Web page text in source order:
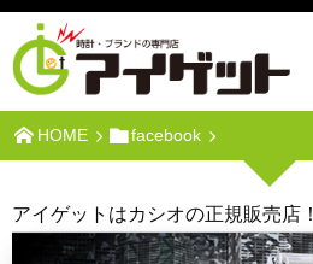
HOME facebook
アイゲットはカシオの正規販売店！